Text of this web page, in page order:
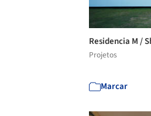
Residencia M /
Projetos
Marcar